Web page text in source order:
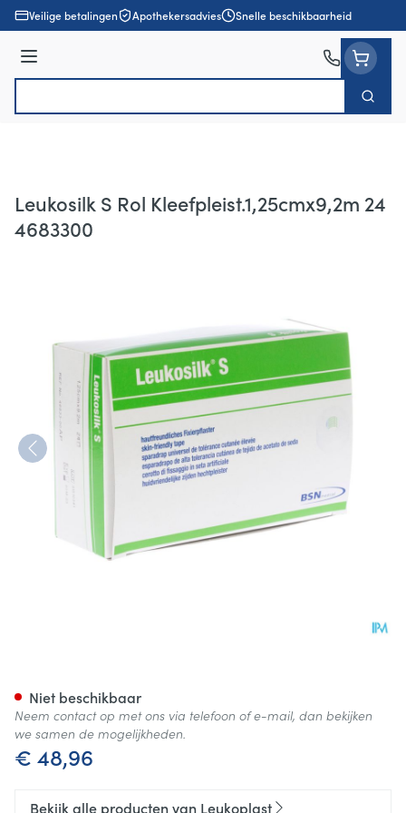
Ga naar de inhoud
Veilige betalingen Apothekersadvies Snelle beschikbaarheid
Menu
Zoek
Leukosilk S Rol Kleefpleist.1,25cmx9,2m 24
4683300
€ 48,96
Niet beschikbaar
Neem contact op met ons via telefoon of e-mail, dan bekijken
we samen de mogelijkheden.
Bekijk alle producten van Leukoplast